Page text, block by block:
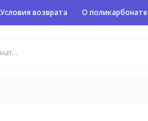
Условия возврата О поликарбонате